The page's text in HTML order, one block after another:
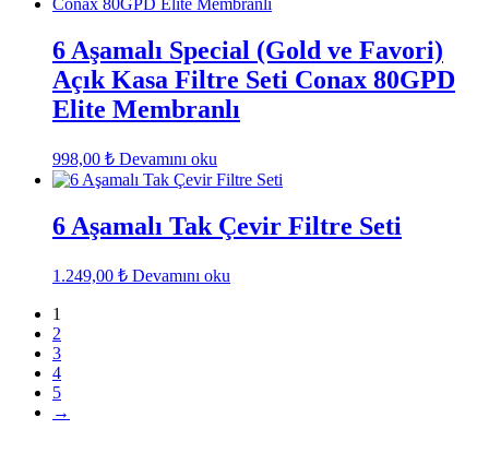
6 Aşamalı Special (Gold ve Favori)
Açık Kasa Filtre Seti Conax 80GPD
Elite Membranlı
998,00 ₺ Devamını oku
6 Aşamalı Tak Çevir Filtre Seti
1.249,00 ₺ Devamını oku
1
2
3
4
5
→